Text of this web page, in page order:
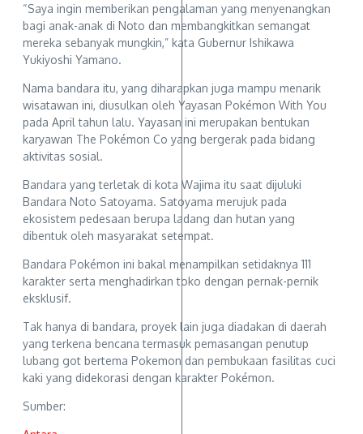
“Saya ingin memberikan pengalaman yang menyenangkan
bagi anak-anak di Noto dan membangkitkan semangat
mereka sebanyak mungkin,” kata Gubernur Ishikawa
Yukiyoshi Yamano.
Nama bandara itu, yang diharapkan juga mampu menarik
wisatawan ini, diusulkan oleh Yayasan Pokémon With You
pada April tahun lalu. Yayasan ini merupakan bentukan
karyawan The Pokémon Co yang bergerak pada bidang
aktivitas sosial.
Bandara yang terletak di kota Wajima itu saat dijuluki
Bandara Noto Satoyama. Satoyama merujuk pada
ekosistem pedesaan berupa ladang dan hutan yang
dibentuk oleh masyarakat setempat.​​​​​​​
Bandara Pokémon ini bakal menampilkan setidaknya 111
karakter serta menghadirkan toko dengan pernak-pernik
eksklusif.
Tak hanya di bandara, proyek lain juga diadakan di daerah
yang terkena bencana termasuk pemasangan penutup
lubang got bertema Pokemon dan pembukaan fasilitas cuci
kaki yang didekorasi dengan karakter Pokémon.
Sumber: